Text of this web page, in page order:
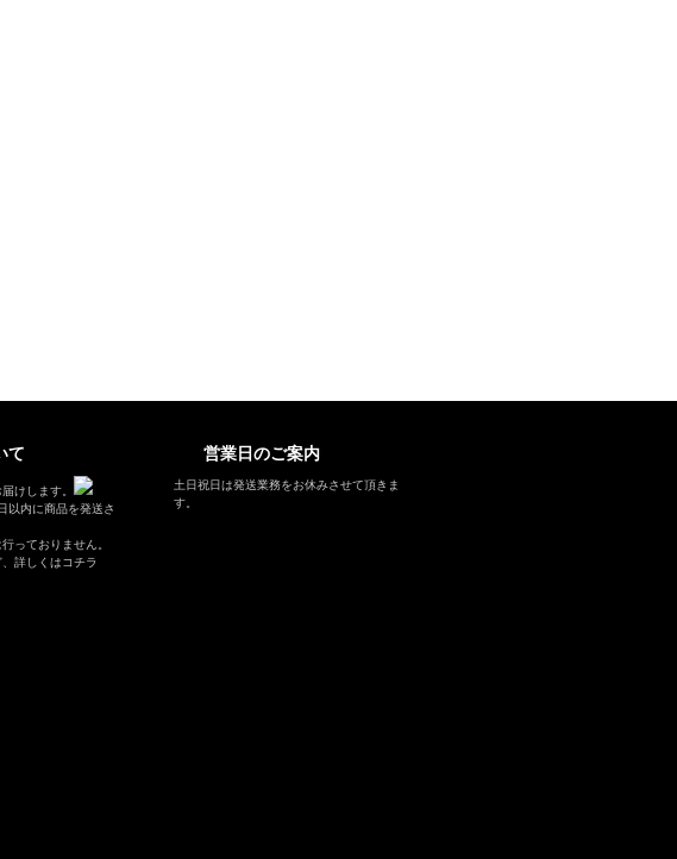
て
けします。
以内に商品を発送さ
っておりません。
詳しくはコチラ
営業日のご案内
土日祝日は発送業務をお休みさせて頂きま
す。